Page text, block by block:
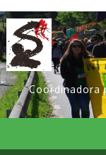
Vés
al
contingut
Coordinadora
User